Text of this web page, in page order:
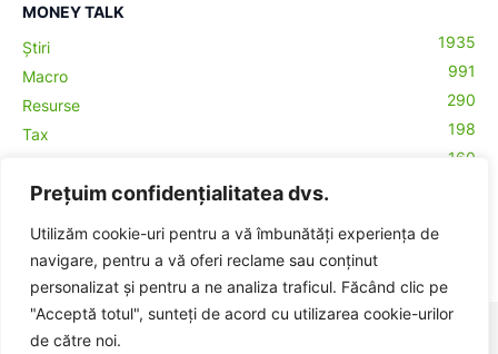
Prețuim confidențialitatea dvs.
Utilizăm cookie-uri pentru a vă îmbunătăți experiența de
navigare, pentru a vă oferi reclame sau conținut
personalizat și pentru a ne analiza traficul. Făcând clic pe
"Acceptă totul", sunteți de acord cu utilizarea cookie-urilor
de către noi.
MONEY TALK
Știri
1935
Macro
991
Resurse
290
Tax
198
160
Contabilitate
Crypto
© BadgerHub - Toate drepturile rezervate -
Publicitate